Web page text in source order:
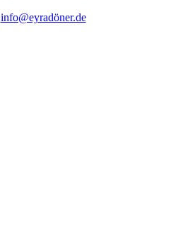
info@eyradöner.de